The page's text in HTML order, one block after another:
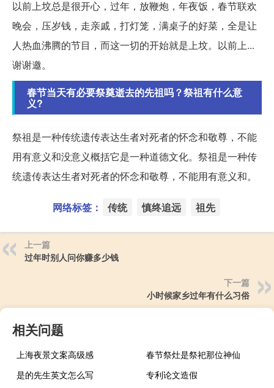
以前上坟总是很开心，过年，放鞭炮，年夜饭，春节联欢
晚会，压岁钱，走亲戚，打灯笼，满桌子的好菜，全是让
人热血沸腾的节目，而这一切的开始就是上坟。以前上...
谢谢邀。
春节当天有必要祭奠逝去的先祖吗？祭祖有什么意
义?
祭祖是一种传统遗传表达生者对死者的怀念和敬尊，不能
用有意义和没意义概括它是一种道德文化。祭祖是一种传
统遗传表达生者对死者的怀念和敬尊，不能用有意义和。
网络标签： 传统 慎终追远 祖先
上一篇
过年时别人问你赚多少钱
下一篇
小时候家乡过年有什么习俗
相关问题
上海夜景文案高级感
春节祭灶是祭祀那位神仙
是的先生英文怎么写
专利论文造假